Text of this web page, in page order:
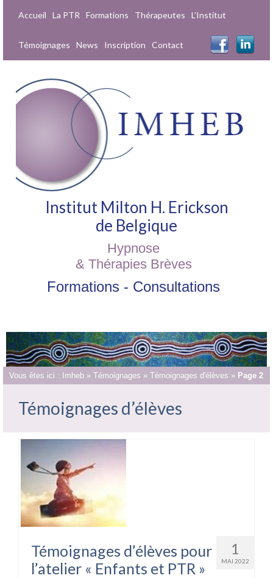
Accueil La PTR Formations Thérapeutes L’Institut
Témoignages News Inscription Contact
Institut Milton H. Erickson
de Belgique
Hypnose
& Thérapies Brèves
Formations - Consultations
Vous êtes ici : Imheb » Témoignages » Témoignages d'élèves » Page 2
Témoignages d’élèves
1
MAI 2022
Témoignages d’élèves pour
l’atelier « Enfants et PTR »